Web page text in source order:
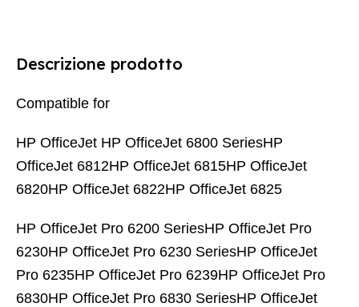
Descrizione prodotto
Compatible for
HP OfficeJet HP OfficeJet 6800 SeriesHP
OfficeJet 6812HP OfficeJet 6815HP OfficeJet
6820HP OfficeJet 6822HP OfficeJet 6825
HP OfficeJet Pro 6200 SeriesHP OfficeJet Pro
6230HP OfficeJet Pro 6230 SeriesHP OfficeJet
Pro 6235HP OfficeJet Pro 6239HP OfficeJet Pro
6830HP OfficeJet Pro 6830 SeriesHP OfficeJet